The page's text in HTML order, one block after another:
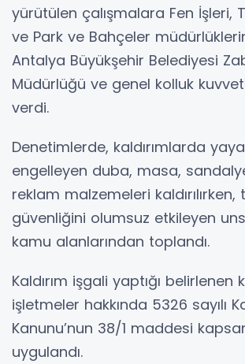
yürütülen çalışmalara Fen İşleri,
ve Park ve Bahçeler
Antalya Büyükşehir Belediyesi
Müdürlüğü ve genel kolluk
verdi.
Denetimlerde, kaldırımlarda
engelleyen duba, masa,
reklam malzemeleri kaldırılırken,
güvenliğini olumsuz etkileyen
kamu alanlarından toplandı.
Kaldırım işgali yaptığı belirlenen
işletmeler hakkında 5326 sayılı
Kanunu’nun 38/1 maddesi
uygulandı.